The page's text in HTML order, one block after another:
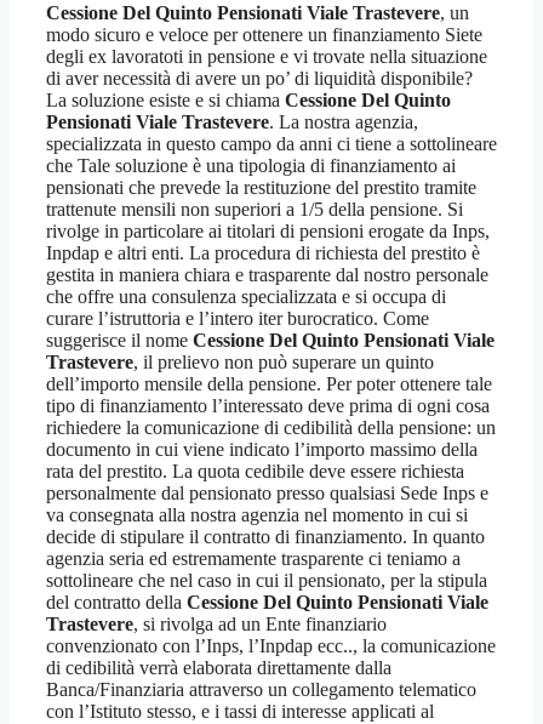
Cessione Del Quinto Pensionati Viale Trastevere, un
modo sicuro e veloce per ottenere un finanziamento Siete
degli ex lavoratoti in pensione e vi trovate nella situazione
di aver necessità di avere un po’ di liquidità disponibile?
La soluzione esiste e si chiama Cessione Del Quinto
Pensionati Viale Trastevere. La nostra agenzia,
specializzata in questo campo da anni ci tiene a sottolineare
che Tale soluzione è una tipologia di finanziamento ai
pensionati che prevede la restituzione del prestito tramite
trattenute mensili non superiori a 1/5 della pensione. Si
rivolge in particolare ai titolari di pensioni erogate da Inps,
Inpdap e altri enti. La procedura di richiesta del prestito è
gestita in maniera chiara e trasparente dal nostro personale
che offre una consulenza specializzata e si occupa di
curare l’istruttoria e l’intero iter burocratico. Come
suggerisce il nome Cessione Del Quinto Pensionati Viale
Trastevere, il prelievo non può superare un quinto
dell’importo mensile della pensione. Per poter ottenere tale
tipo di finanziamento l’interessato deve prima di ogni cosa
richiedere la comunicazione di cedibilità della pensione: un
documento in cui viene indicato l’importo massimo della
rata del prestito. La quota cedibile deve essere richiesta
personalmente dal pensionato presso qualsiasi Sede Inps e
va consegnata alla nostra agenzia nel momento in cui si
decide di stipulare il contratto di finanziamento. In quanto
agenzia seria ed estremamente trasparente ci teniamo a
sottolineare che nel caso in cui il pensionato, per la stipula
del contratto della Cessione Del Quinto Pensionati Viale
Trastevere, si rivolga ad un Ente finanziario
convenzionato con l’Inps, l’Inpdap ecc.., la comunicazione
di cedibilità verrà elaborata direttamente dalla
Banca/Finanziaria attraverso un collegamento telematico
con l’Istituto stesso, e i tassi di interesse applicati al